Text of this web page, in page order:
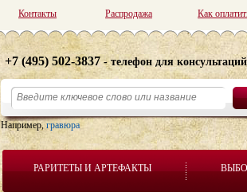
Как
Распродажа
Контакты
РАРИТЕТЫ И АРТЕФАКТЫ
+7 (495) 502-3837- телефон для консультаций
Например, гравюра